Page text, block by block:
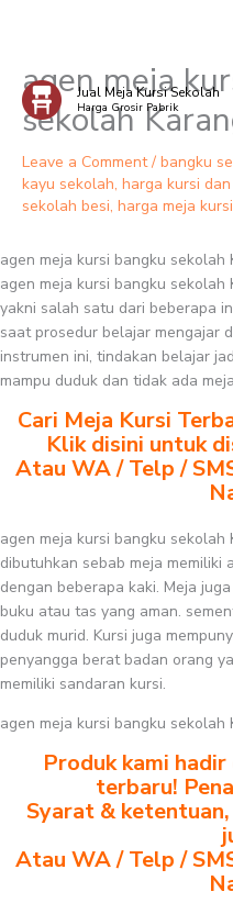
Skip
content
Jual Meja Kursi Sekolah
Harga Grosir Pabrik
agen meja
sekolah
Leave a Comment / bangku
kayu sekolah, harga kursi
sekolah besi, harga meja
agen meja kursi bangku sekolah
agen meja kursi bangku
yakni salah satu dari beberapa
saat prosedur belajar mengajar
instrumen ini, tindakan belajar
mampu duduk dan tidak ada
Cari Meja Kursi
Klik disini untuk
Atau WA / Telp /
agen meja kursi bangku sekolah
dibutuhkan sebab meja
dengan beberapa kaki. Meja
buku atau tas yang aman.
duduk murid. Kursi juga
penyangga berat badan orang
memiliki sandaran kursi.
agen meja kursi bangku sekolah
Produk kami
terbaru!
Syarat &
Atau WA / Telp /